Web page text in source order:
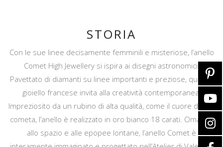
STORIA
Con le sue linee decisamente femminili e misteriose, l’anello
Comet High Jewellery si ispira ai disegni astronomici.
Pavettato di diamanti su linee importanti e preziose, questo
gioiello francese invita alla creatività contemporanea.
Impreziosito da un rubino di alta qualità, come il cuore di una
cometa, l’anello è realizzato in oro bianco 18 carati. Omaggio
allo spazio e alle epopee lontane, l’anello Comet è